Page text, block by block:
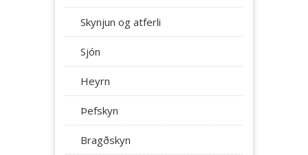
Skynjun og atferli
Sjón
Heyrn
Þefskyn
Bragðskyn